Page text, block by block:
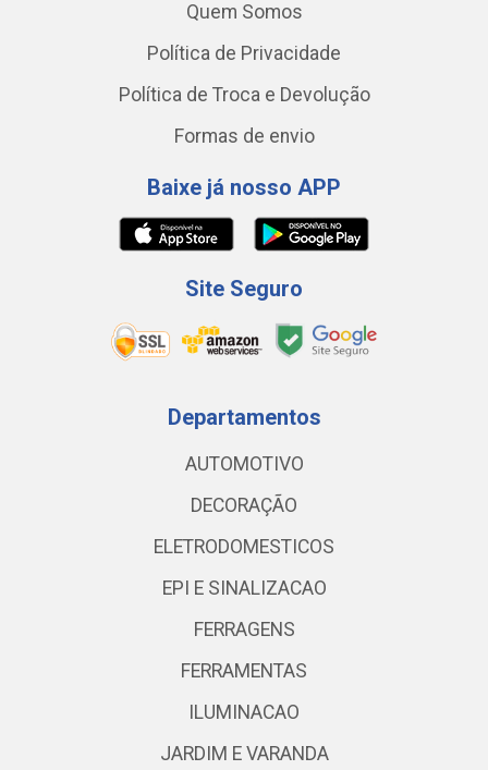
Quem Somos
Política de Privacidade
Política de Troca e Devolução
Formas de envio
Baixe já nosso APP
Site Seguro
Departamentos
AUTOMOTIVO
DECORAÇÃO
ELETRODOMESTICOS
EPI E SINALIZACAO
FERRAGENS
FERRAMENTAS
ILUMINACAO
JARDIM E VARANDA